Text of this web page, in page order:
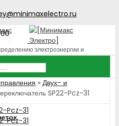
электроэнергии и
» Двух- и
SP22-Pcz-31